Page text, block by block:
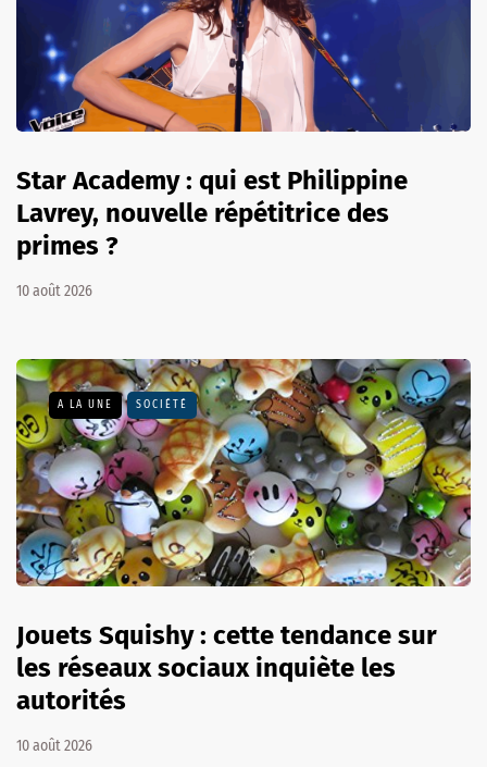
Star Academy : qui est Philippine
Lavrey, nouvelle répétitrice des
primes ?
10 août 2026
A LA UNE SOCIÉTÉ
Jouets Squishy : cette tendance sur
les réseaux sociaux inquiète les
autorités
10 août 2026